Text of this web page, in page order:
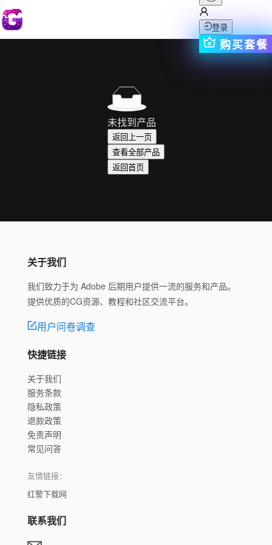
登录
购买套餐
未找到产品
返回上一页
查看全部产品
返回首页
关于我们
我们致力于为 Adobe 后期用户提供一流的服务和产品。
提供优质的CG资源、教程和社区交流平台。
用户问卷调查
快捷链接
关于我们
服务条款
隐私政策
退款政策
免责声明
常见问答
友情链接：
红警下载网
联系我们